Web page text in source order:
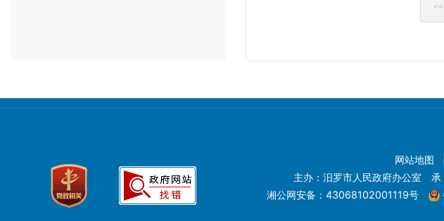
<<
网站地图
主办：汨罗市人民政府办公室
湘公网安备：43068102001119号